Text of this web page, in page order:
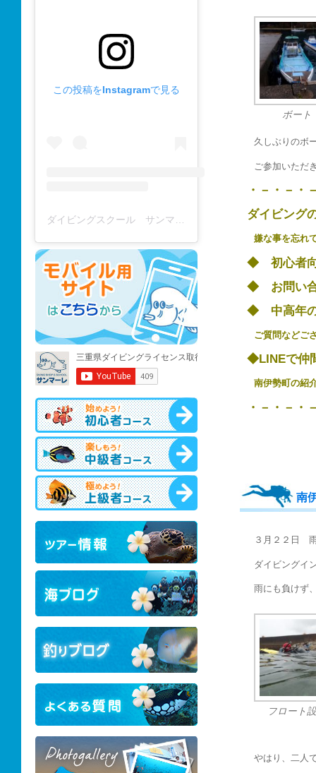
ボート
久しぶりのボ
ご参加いただ
・－・－・
ダイビング
嫌な事を忘れ
◆ 初心
◆ お問い
◆ 中高
ご質問などご
◆LINEで
南伊勢町
・－・－・
南
３月２２日
ダイビングイ
雨にも負けず
フロート
やはり、二人
この投稿をInstagramで見る
ダイビングスクール サンマーレ / diving school(@diving_school_sanmare)がシェアした投稿